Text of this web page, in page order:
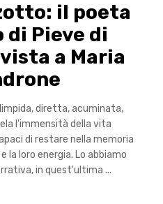
il poeta
di Pieve di
a Maria
diretta, acuminata,
l'immensità della vita
di restare nella memoria
la loro energia. Lo abbiamo
in quest'ultima